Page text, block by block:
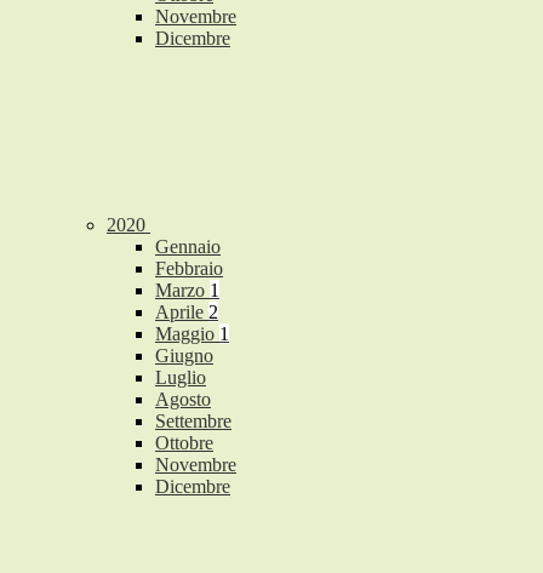
Novembre
Dicembre
2020
Gennaio
Febbraio
Marzo 1
Aprile 2
Maggio 1
Giugno
Luglio
Agosto
Settembre
Ottobre
Novembre
Dicembre